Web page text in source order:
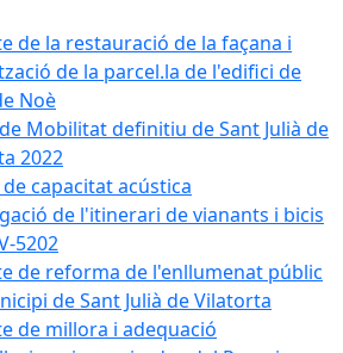
de la restauració de la façana i
de la parcel.la de l'edifici de
Noè
Mobilitat definitiu de Sant Julià de
2022
capacitat acústica
de l'itinerari de vianants i bicis
5202
de reforma de l'enllumenat públic
de Sant Julià de Vilatorta
de millora i adequació